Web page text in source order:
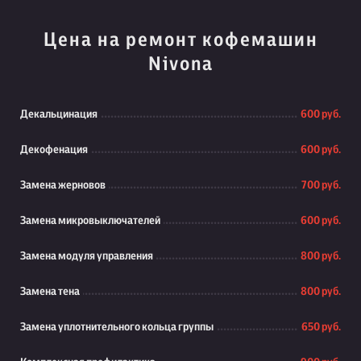
Цена на ремонт кофемашин
Nivona
Декальцинация 600 руб.
Декофенация 600 руб.
Замена жерновов 700 руб.
Замена микровыключателей 600 руб.
Замена модуля управления 800 руб.
Замена тена 800 руб.
Замена уплотнительного кольца группы 650 руб.